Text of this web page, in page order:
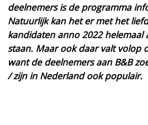
deelnemers is de programma
Natuurlijk kan het er met het
kandidaten anno 2022 helemaal
staan. Maar ook daar valt volop
want de deelnemers aan B&B
/ zijn in Nederland ook populair.